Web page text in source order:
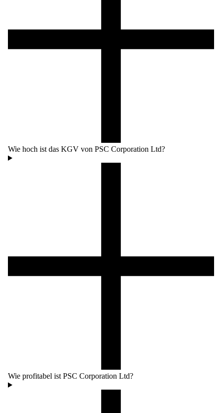
Wie hoch ist das KGV von PSC Corporation Ltd?
Wie profitabel ist PSC Corporation Ltd?